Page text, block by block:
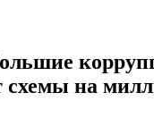
схемы на